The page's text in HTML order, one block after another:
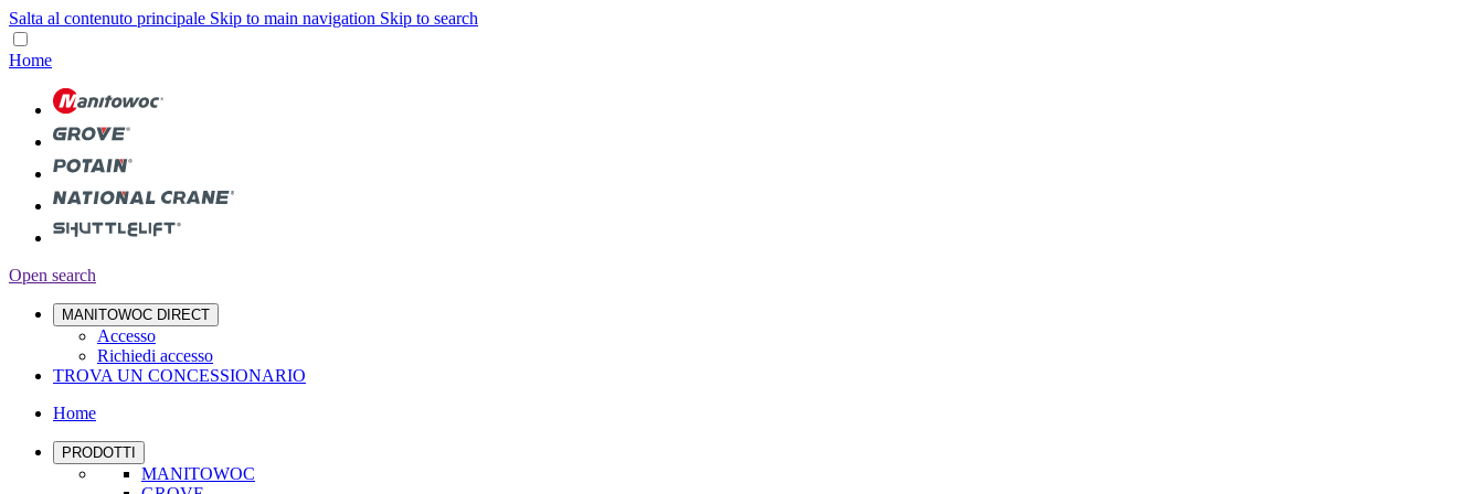
Salta al contenuto principale Skip to main navigation Skip to search
Home
Open search
MANITOWOC DIRECT
Accesso
Richiedi accesso
TROVA UN CONCESSIONARIO
Home
PRODOTTI
MANITOWOC